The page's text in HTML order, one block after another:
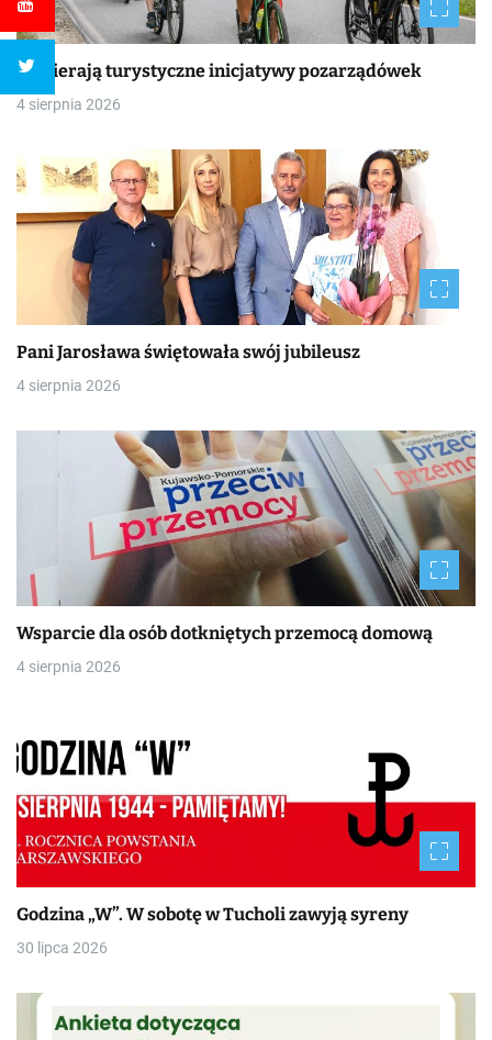
Wspierają turystyczne inicjatywy pozarządówek
4 sierpnia 2026
Pani Jarosława świętowała swój jubileusz
4 sierpnia 2026
Wsparcie dla osób dotkniętych przemocą domową
4 sierpnia 2026
Godzina „W”. W sobotę w Tucholi zawyją syreny
30 lipca 2026